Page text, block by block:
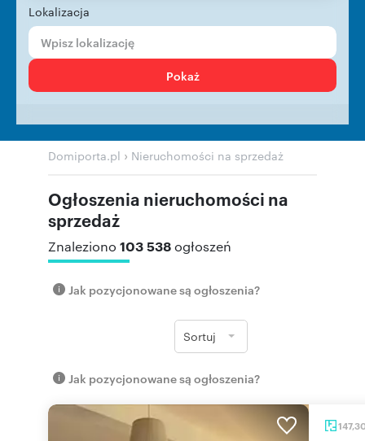
Lokalizacja
Pokaż
Domiporta.pl › Nieruchomości na sprzedaż
Ogłoszenia nieruchomości na
sprzedaż
Znaleziono 103 538ogłoszeń
Jak pozycjonowane są ogłoszenia?
Sortuj
Jak pozycjonowane są ogłoszenia?